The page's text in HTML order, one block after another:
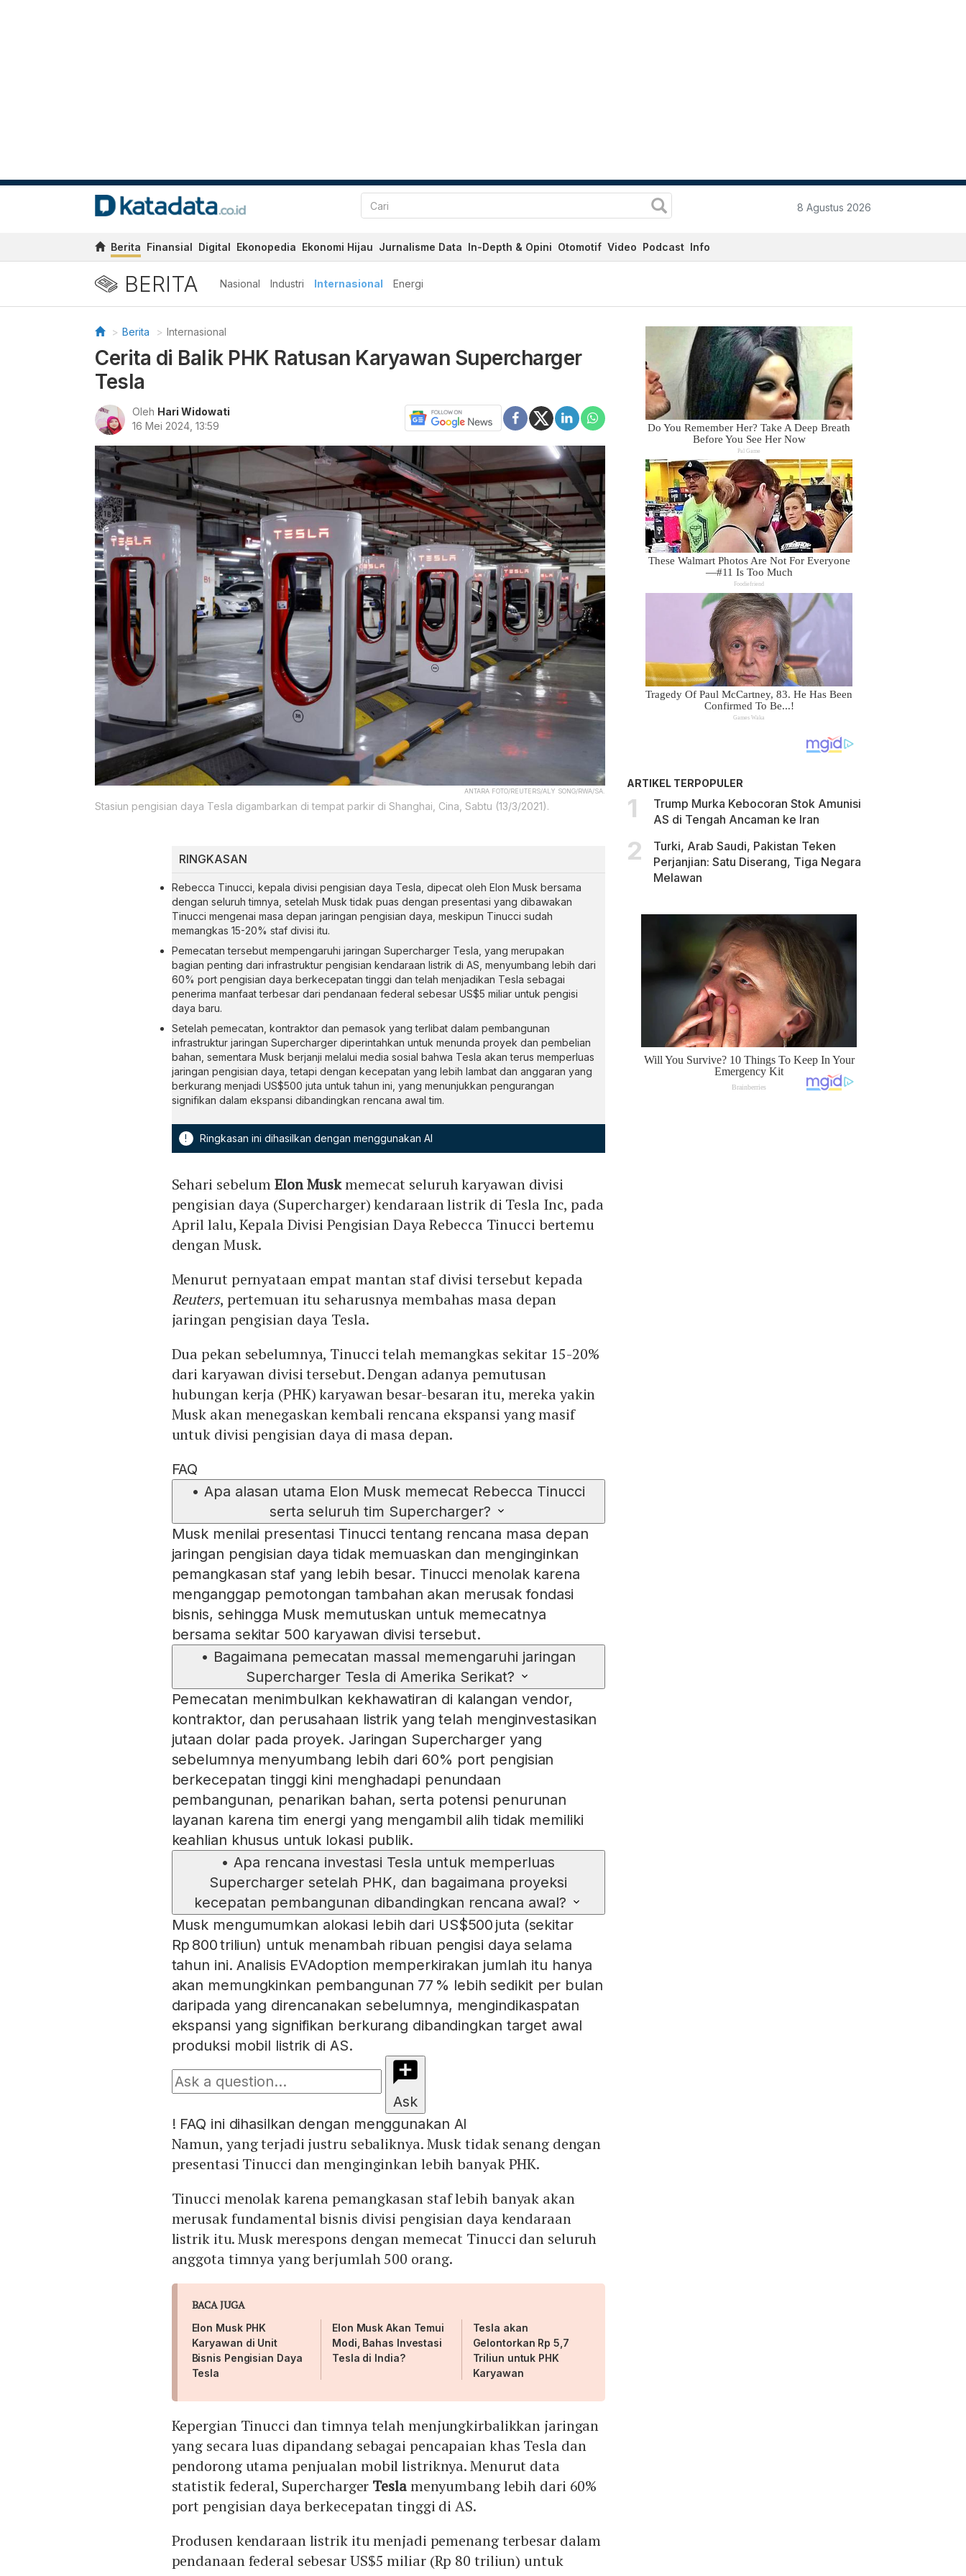
8 Agustus 2026
Berita Finansial Digital Ekonopedia Ekonomi Hijau Jurnalisme Data In-Depth & Opini Otomotif Video Podcast Info
BERITA Nasional Industri Internasional Energi
Berita Internasional
Cerita di Balik PHK Ratusan Karyawan Supercharger
Tesla
Oleh Hari Widowati
16 Mei 2024, 13:59
ANTARA FOTO/REUTERS/ALY SONG/RWA/SA.
Stasiun pengisian daya Tesla digambarkan di tempat parkir di Shanghai, Cina, Sabtu (13/3/2021).
RINGKASAN
Rebecca Tinucci, kepala divisi pengisian daya Tesla, dipecat oleh Elon Musk bersama
dengan seluruh timnya, setelah Musk tidak puas dengan presentasi yang dibawakan
Tinucci mengenai masa depan jaringan pengisian daya, meskipun Tinucci sudah
memangkas 15-20% staf divisi itu.
Pemecatan tersebut mempengaruhi jaringan Supercharger Tesla, yang merupakan
bagian penting dari infrastruktur pengisian kendaraan listrik di AS, menyumbang lebih dari
60% port pengisian daya berkecepatan tinggi dan telah menjadikan Tesla sebagai
penerima manfaat terbesar dari pendanaan federal sebesar US$5 miliar untuk pengisi
daya baru.
Setelah pemecatan, kontraktor dan pemasok yang terlibat dalam pembangunan
infrastruktur jaringan Supercharger diperintahkan untuk menunda proyek dan pembelian
bahan, sementara Musk berjanji melalui media sosial bahwa Tesla akan terus memperluas
jaringan pengisian daya, tetapi dengan kecepatan yang lebih lambat dan anggaran yang
berkurang menjadi US$500 juta untuk tahun ini, yang menunjukkan pengurangan
signifikan dalam ekspansi dibandingkan rencana awal tim.
! Ringkasan ini dihasilkan dengan menggunakan AI
Sehari sebelumElon Muskmemecat seluruh karyawan divisi
pengisian daya (Supercharger) kendaraan listrik di Tesla Inc, pada
April lalu, Kepala Divisi Pengisian Daya Rebecca Tinucci bertemu
dengan Musk.
Menurut pernyataan empat mantan staf divisi tersebut kepada
Reuters, pertemuan itu seharusnya membahas masa depan
jaringan pengisian daya Tesla.
Dua pekan sebelumnya, Tinucci telah memangkas sekitar 15-20%
dari karyawan divisi tersebut. Dengan adanya pemutusan
hubungan kerja (PHK) karyawan besar-besaran itu, mereka yakin
Musk akan menegaskan kembali rencana ekspansi yang masif
untuk divisi pengisian daya di masa depan.
FAQ
• Apa alasan utama Elon Musk memecat Rebecca Tinucci
serta seluruh tim Supercharger?
Musk menilai presentasi Tinucci tentang rencana masa depan
jaringan pengisian daya tidak memuaskan dan menginginkan
pemangkasan staf yang lebih besar. Tinucci menolak karena
menganggap pemotongan tambahan akan merusak fondasi
bisnis, sehingga Musk memutuskan untuk memecatnya
bersama sekitar 500 karyawan divisi tersebut.
• Bagaimana pemecatan massal memengaruhi jaringan
Supercharger Tesla di Amerika Serikat?
Pemecatan menimbulkan kekhawatiran di kalangan vendor,
kontraktor, dan perusahaan listrik yang telah menginvestasikan
jutaan dolar pada proyek. Jaringan Supercharger yang
sebelumnya menyumbang lebih dari 60% port pengisian
berkecepatan tinggi kini menghadapi penundaan
pembangunan, penarikan bahan, serta potensi penurunan
layanan karena tim energi yang mengambil alih tidak memiliki
keahlian khusus untuk lokasi publik.
• Apa rencana investasi Tesla untuk memperluas
Supercharger setelah PHK, dan bagaimana proyeksi
kecepatan pembangunan dibandingkan rencana awal?
Musk mengumumkan alokasi lebih dari US$500 juta (sekitar
Rp 800 triliun) untuk menambah ribuan pengisi daya selama
tahun ini. Analisis EVAdoption memperkirakan jumlah itu hanya
akan memungkinkan pembangunan 77 % lebih sedikit per bulan
daripada yang direncanakan sebelumnya, mengindikaspatan
ekspansi yang signifikan berkurang dibandingkan target awal
produksi mobil listrik di AS.
Ask
! FAQ ini dihasilkan dengan menggunakan AI
Namun, yang terjadi justru sebaliknya. Musk tidak senang dengan
presentasi Tinucci dan menginginkan lebih banyak PHK.
Tinucci menolak karena pemangkasan staf lebih banyak akan
merusak fundamental bisnis divisi pengisian daya kendaraan
listrik itu. Musk merespons dengan memecat Tinucci dan seluruh
anggota timnya yang berjumlah 500 orang.
BACA JUGA
Elon Musk PHK
Karyawan di Unit
Bisnis Pengisian Daya
Tesla
Elon Musk Akan Temui
Modi, Bahas Investasi
Tesla di India?
Tesla akan
Gelontorkan Rp 5,7
Triliun untuk PHK
Karyawan
Kepergian Tinucci dan timnya telah menjungkirbalikkan jaringan
yang secara luas dipandang sebagai pencapaian khas Tesla dan
pendorong utama penjualan mobil listriknya. Menurut data
statistik federal, Supercharger Teslamenyumbang lebih dari 60%
port pengisian daya berkecepatan tinggi di AS.
Produsen kendaraan listrik itu menjadi pemenang terbesar dalam
pendanaan federal sebesar US$5 miliar (Rp 80 triliun) untuk
ARTIKEL TERPOPULER
Trump Murka Kebocoran Stok Amunisi
AS di Tengah Ancaman ke Iran
Turki, Arab Saudi, Pakistan Teken
Perjanjian: Satu Diserang, Tiga Negara
Melawan